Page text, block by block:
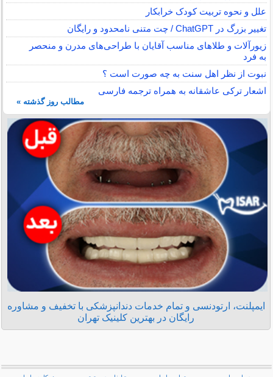
علل و نحوه تربیت کودک خرابکار
تغییر بزرگ در ChatGPT / چت متنی نامحدود و رایگان
زیورآلات و طلاهای مناسب آقایان با طراحی‌های مدرن و منحصر
به فرد
نبوت از نظر اهل سنت به چه صورت است ؟
اشعار ترکی عاشقانه به همراه ترجمه فارسی
مطالب روز گذشته »
ایمپلنت، ارتودنسی و تمام خدمات دندانپزشکی با تخفیف و مشاوره
رایگان در بهترین کلینیک تهران